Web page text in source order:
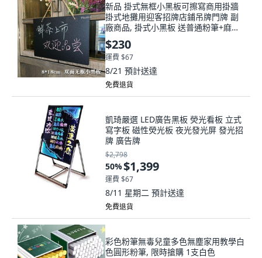
新品 掛式無框小黑板可擦寫商用掛牆
掛式地攤用迎客招牌店鋪吊牌門牌 副
廠商品, 掛式小黑板 送普通粉筆+麻繩
,20*30cm
$230
運費 $67
8/21 預計送達
免費退貨
凱琦嚴選 LED廣告黑板 熒光看板 立式
寫字板 磁性熒光板 夜光發光屏 發光招
牌 廣告牌
$2,798
50%$1,399
運費 $67
8/11 星期二 預計送達
免費退貨
彩色粉筆無毒兒童多色無塵家用教學白
色圓形粉筆, 限時搶購 1支白色